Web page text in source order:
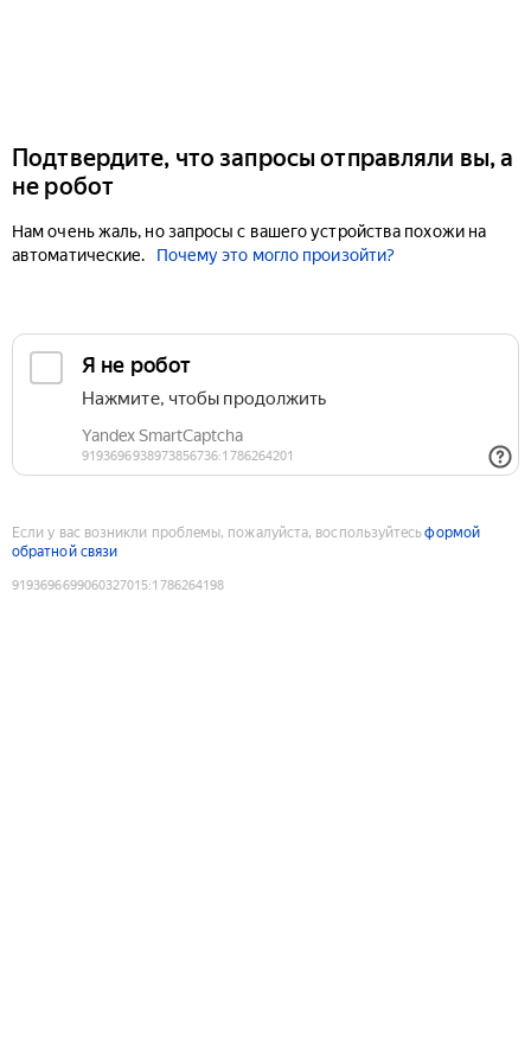
Подтвердите, что запросы отправляли вы, а
не робот
Нам очень жаль, но запросы с вашего устройства похожи на
автоматические.
Почему это могло произойти?
Если у вас возникли проблемы, пожалуйста, воспользуйтесьформой
обратной связи
9193696699060327015:1786264198